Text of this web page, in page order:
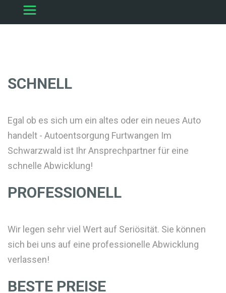
SCHNELL
Egal ob es sich um ein altes oder ein neues Auto
handelt - Autoentsorgung Furtwangen Im
Schwarzwald ist Ihr Ansprechpartner für eine
schnelle Abwicklung!
PROFESSIONELL
Wir legen sehr viel Wert auf Seriösität. Sie können
sich bei uns auf eine professionelle Abwicklung
verlassen!
BESTE PREISE